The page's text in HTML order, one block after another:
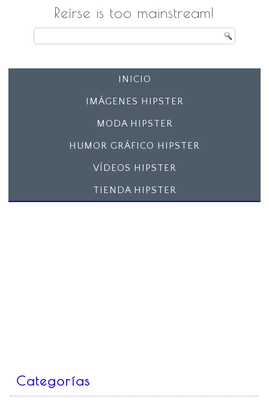
Reírse is too mainstream!
INICIO
IMÁGENES HIPSTER
MODA HIPSTER
HUMOR GRÁFICO HIPSTER
VÍDEOS HIPSTER
TIENDA HIPSTER
Categorías